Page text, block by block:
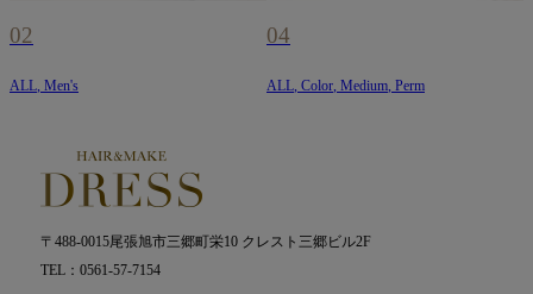
02
ALL, Men's
04
ALL, Color, Medium, Perm
〒488-0015尾張旭市三郷町栄10 クレスト三郷ビル2F
TEL：0561-57-7154